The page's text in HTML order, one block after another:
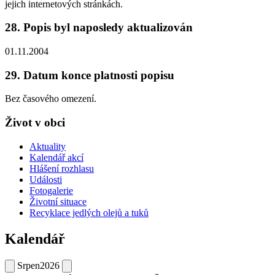
jejich internetových stránkách.
28. Popis byl naposledy aktualizován
01.11.2004
29. Datum konce platnosti popisu
Bez časového omezení.
Život v obci
Aktuality
Kalendář akcí
Hlášení rozhlasu
Události
Fotogalerie
Životní situace
Recyklace jedlých olejů a tuků
Kalendář
Srpen2026